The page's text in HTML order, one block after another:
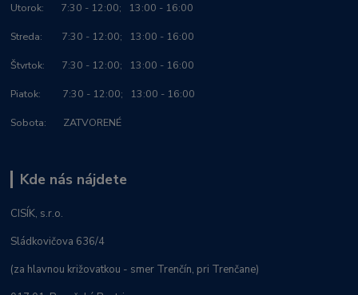
Utorok: 7:30 - 12:00; 13:00 - 16:00
Streda: 7:30 - 12:00; 13:00 - 16:00
Štvrtok: 7:30 - 12:00; 13:00 - 16:00
Piatok: 7:30 - 12:00; 13:00 - 16:00
Sobota: ZATVORENÉ
Kde nás nájdete
CISÍK, s.r.o.
Sládkovičova 636/4
(za hlavnou križovatkou - smer Trenčín, pri Trenčane)